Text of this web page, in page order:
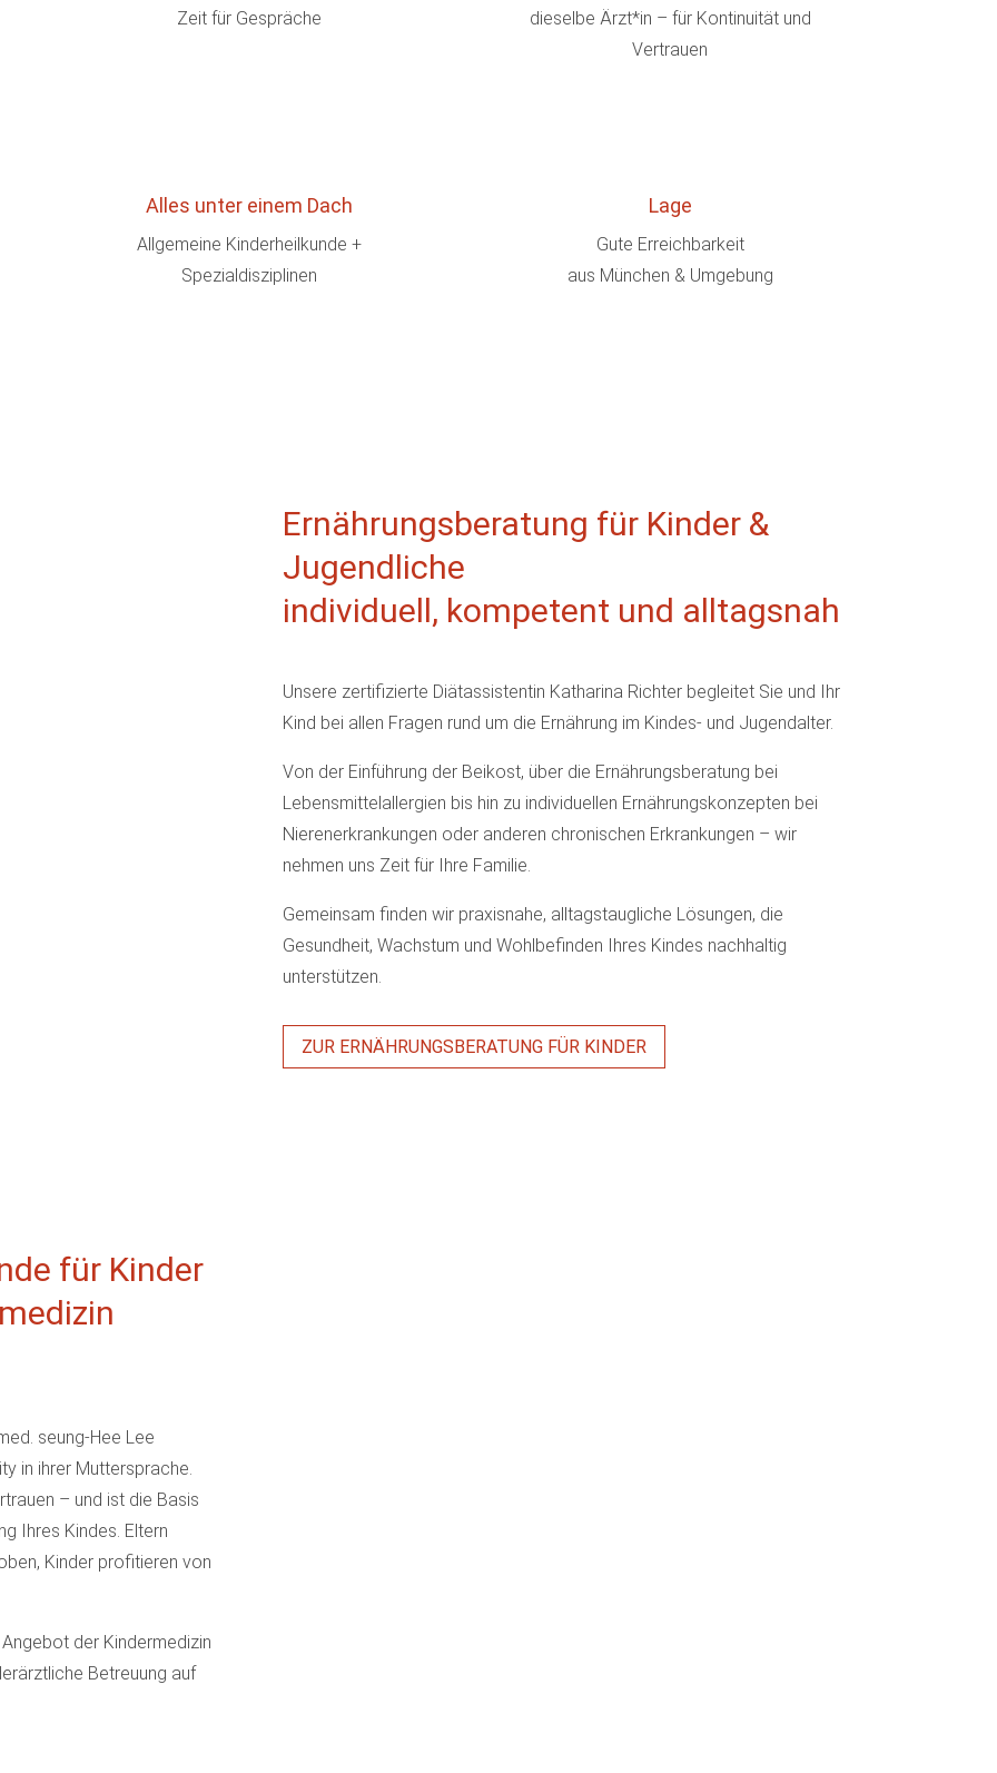
Zeit für Gespräche
dieselbe Ärzt*in – für Kontinuität und
Vertrauen
Alles unter einem Dach
Allgemeine Kinderheilkunde +
Spezialdisziplinen
Lage
Gute Erreichbarkeit
aus München & Umgebung
Ernährungsberatung für Kinder &
Jugendliche
individuell, kompetent und alltagsnah
Unsere zertifizierte Diätassistentin Katharina Richter begleitet Sie und Ihr
Kind bei allen Fragen rund um die Ernährung im Kindes- und Jugendalter.
Von der Einführung der Beikost, über die Ernährungsberatung bei
Lebensmittelallergien bis hin zu individuellen Ernährungskonzepten bei
Nierenerkrankungen oder anderen chronischen Erkrankungen – wir
nehmen uns Zeit für Ihre Familie.
Gemeinsam finden wir praxisnahe, alltagstaugliche Lösungen, die
Gesundheit, Wachstum und Wohlbefinden Ihres Kindes nachhaltig
unterstützen.
ZUR ERNÄHRUNGSBERATUNG FÜR KINDER
für Kinder
seung-Hee Lee
in ihrer Muttersprache.
– und ist die Basis
Ihres Kindes. Eltern
Kinder profitieren von
der Kindermedizin
Betreuung auf